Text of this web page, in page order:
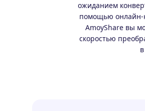
ожиданием
помощью онлайн-
AmoyShare вы
скоростью